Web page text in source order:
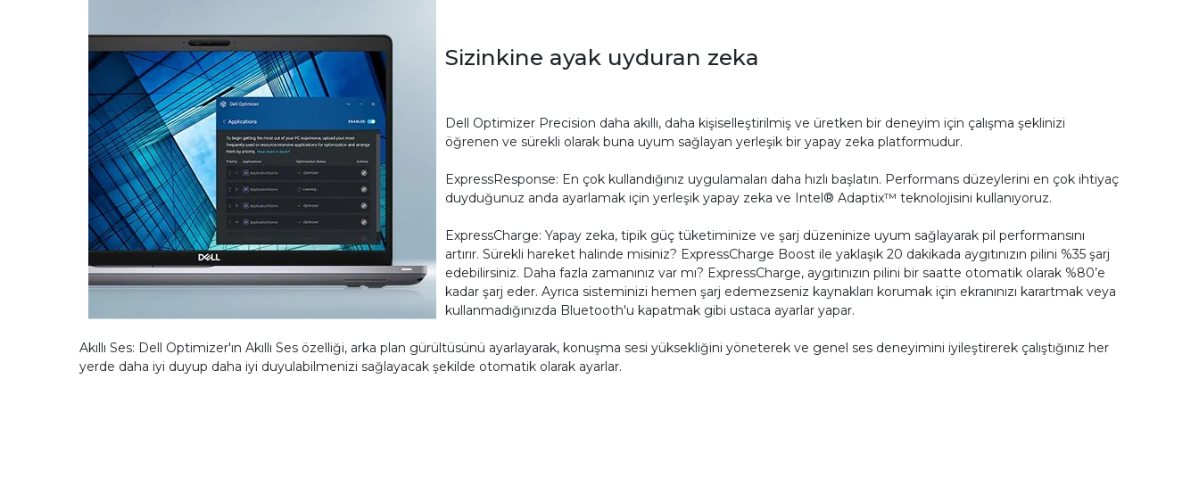
Sizinkine ayak uyduran zeka
Dell Optimizer Precision daha akıllı, daha kişiselleştirilmiş ve üretken bir deneyim için çalışma şeklinizi
öğrenen ve sürekli olarak buna uyum sağlayan yerleşik bir yapay zeka platformudur.
ExpressResponse: En çok kullandığınız uygulamaları daha hızlı başlatın. Performans düzeylerini en çok ihtiyaç
duyduğunuz anda ayarlamak için yerleşik yapay zeka ve Intel® Adaptix™ teknolojisini kullanıyoruz.
ExpressCharge: Yapay zeka, tipik güç tüketiminize ve şarj düzeninize uyum sağlayarak pil performansını
artırır. Sürekli hareket halinde misiniz? ExpressCharge Boost ile yaklaşık 20 dakikada aygıtınızın pilini %35 şarj
edebilirsiniz. Daha fazla zamanınız var mı? ExpressCharge, aygıtınızın pilini bir saatte otomatik olarak %80’e
kadar şarj eder. Ayrıca sisteminizi hemen şarj edemezseniz kaynakları korumak için ekranınızı karartmak veya
kullanmadığınızda Bluetooth'u kapatmak gibi ustaca ayarlar yapar.
Akıllı Ses: Dell Optimizer'ın Akıllı Ses özelliği, arka plan gürültüsünü ayarlayarak, konuşma sesi yüksekliğini yöneterek ve genel ses deneyimini iyileştirerek çalıştığınız her
yerde daha iyi duyup daha iyi duyulabilmenizi sağlayacak şekilde otomatik olarak ayarlar.